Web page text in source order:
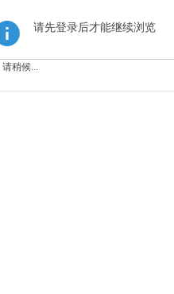
请先登录后才能继续浏览
请稍候...